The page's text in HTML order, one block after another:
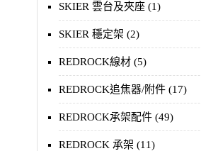
SKIER 雲台及夾座 (1)
SKIER 穩定架 (2)
REDROCK線材 (5)
REDROCK追焦器/附件 (17)
REDROCK承架配件 (49)
REDROCK 承架 (11)